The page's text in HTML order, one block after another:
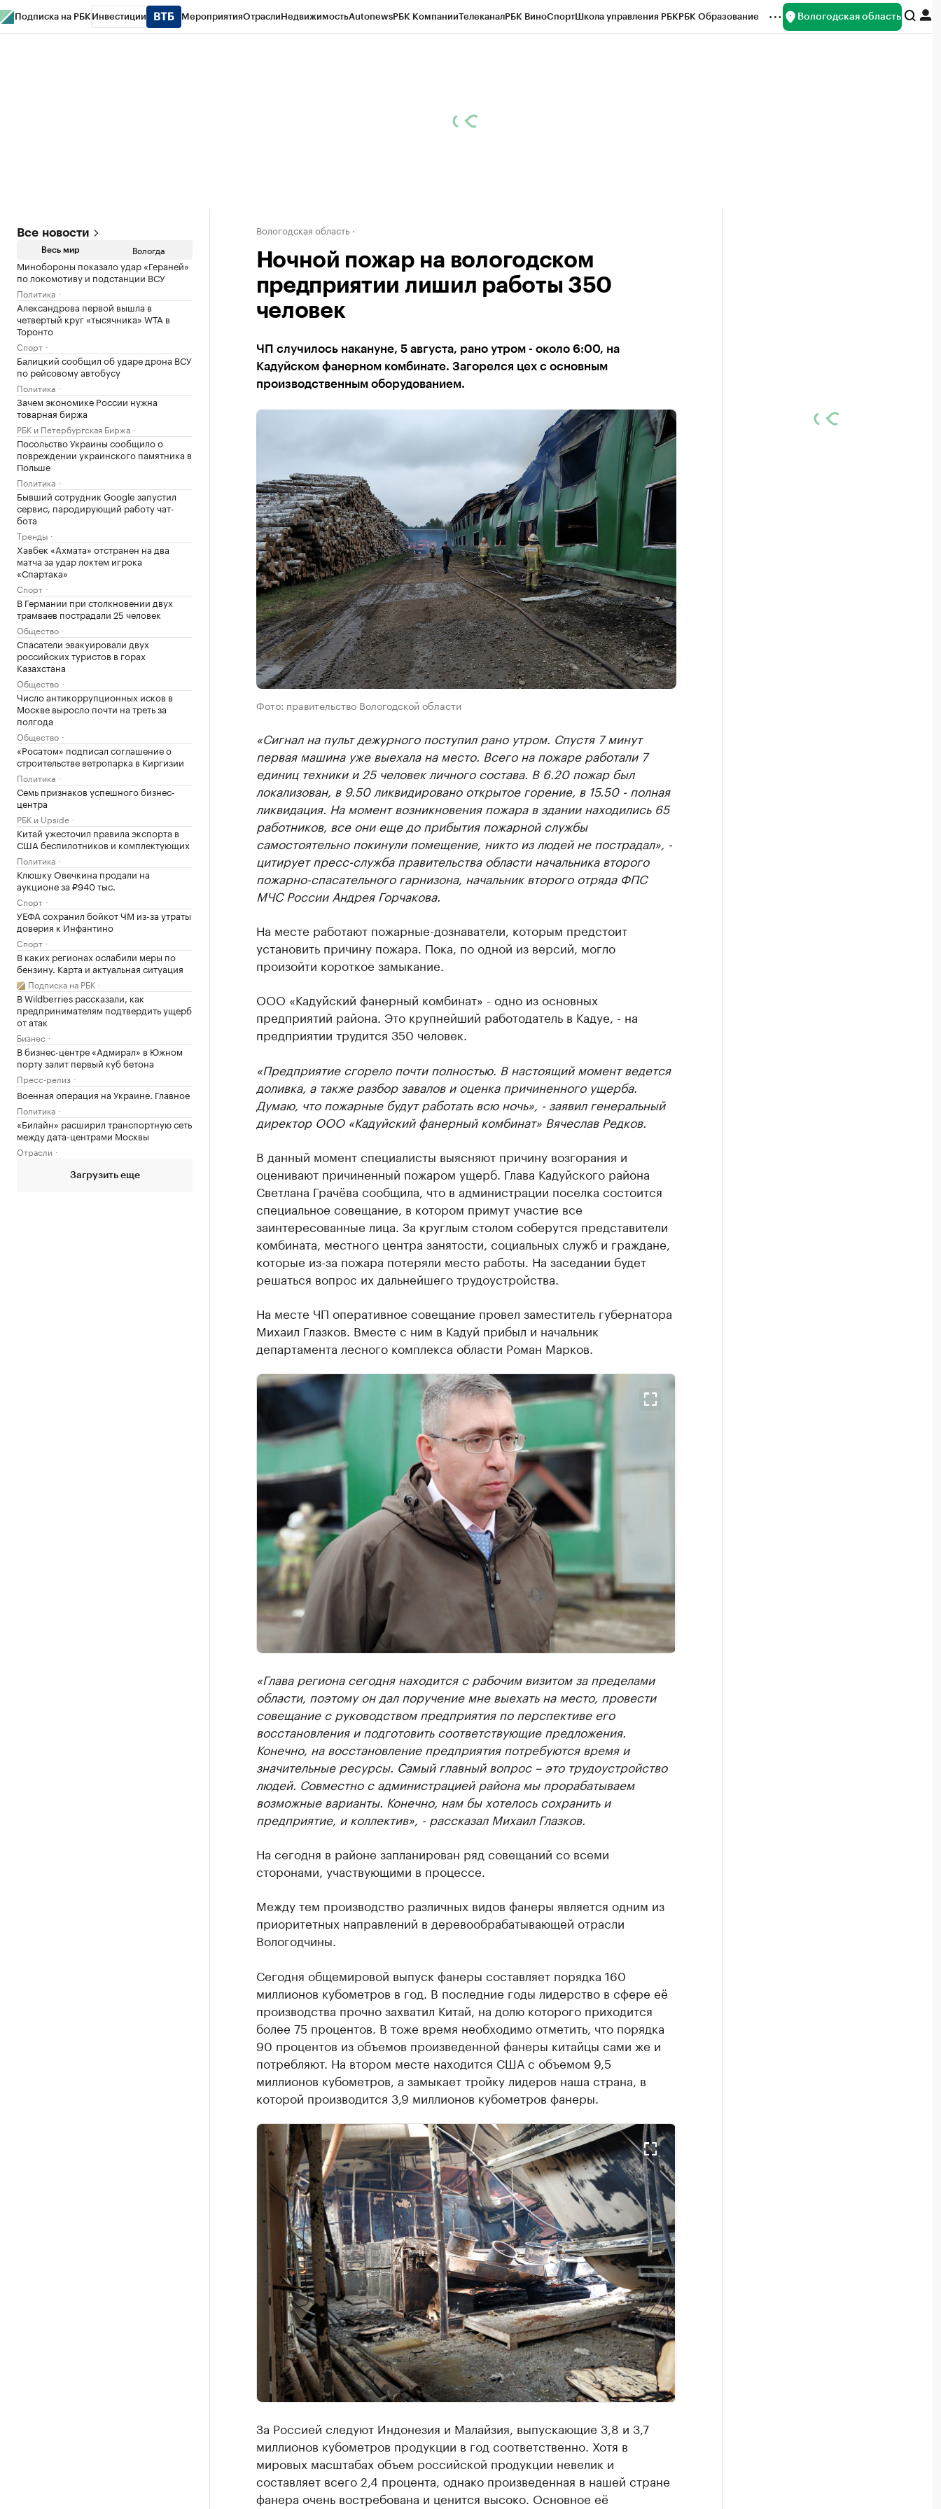
Подписка на РБК Инвестиции МероприятияОтраслиНедвижимостьAutonewsРБК КомпанииТелеканалРБК ВиноСпортШкола управления РБКРБК Образование Вологодская область
Все новости
Весь мир Вологда
Минобороны показало удар «Гераней»
по локомотиву и подстанции ВСУ
Политика
Александрова первой вышла в
четвертый круг «тысячника» WTA в
Торонто
Спорт
Балицкий сообщил об ударе дрона ВСУ
по рейсовому автобусу
Политика
Зачем экономике России нужна
товарная биржа
РБК и Петербургская Биржа
Посольство Украины сообщило о
повреждении украинского памятника в
Польше
Политика
Бывший сотрудник Google запустил
сервис, пародирующий работу чат-
бота
Тренды
Хавбек «Ахмата» отстранен на два
матча за удар локтем игрока
«Спартака»
Спорт
В Германии при столкновении двух
трамваев пострадали 25 человек
Общество
Спасатели эвакуировали двух
российских туристов в горах
Казахстана
Общество
Число антикоррупционных исков в
Москве выросло почти на треть за
полгода
Общество
«Росатом» подписал соглашение о
строительстве ветропарка в Киргизии
Политика
Семь признаков успешного бизнес-
центра
РБК и Upside
Китай ужесточил правила экспорта в
США беспилотников и комплектующих
Политика
Клюшку Овечкина продали на
аукционе за ₽940 тыс.
Спорт
УЕФА сохранил бойкот ЧМ из-за утраты
доверия к Инфантино
Спорт
В каких регионах ослабили меры по
бензину. Карта и актуальная ситуация
Подписка на РБК
В Wildberries рассказали, как
предпринимателям подтвердить ущерб
от атак
Бизнес
В бизнес-центре «Адмирал» в Южном
порту залит первый куб бетона
Пресс-релиз
Военная операция на Украине. Главное
Политика
«Билайн» расширил транспортную сеть
между дата-центрами Москвы
Отрасли
Загрузить еще
Вологодская область
Ночной пожар на вологодском
предприятии лишил работы 350
человек
ЧП случилось накануне, 5 августа, рано утром - около 6:00, на
Кадуйском фанерном комбинате. Загорелся цех с основным
производственным оборудованием.
Фото: правительство Вологодской области
«Сигнал на пульт дежурного поступил рано утром. Спустя 7 минут
первая машина уже выехала на место. Всего на пожаре работали 7
единиц техники и 25 человек личного состава. В 6.20 пожар был
локализован, в 9.50 ликвидировано открытое горение, в 15.50 - полная
ликвидация. На момент возникновения пожара в здании находились 65
работников, все они еще до прибытия пожарной службы
самостоятельно покинули помещение, никто из людей не пострадал», -
цитирует пресс-служба правительства области начальника второго
пожарно-спасательного гарнизона, начальник второго отряда ФПС
МЧС России Андрея Горчакова.
На месте работают пожарные-дознаватели, которым предстоит
установить причину пожара. Пока, по одной из версий, могло
произойти короткое замыкание.
ООО «Кадуйский фанерный комбинат» - одно из основных
предприятий района. Это крупнейший работодатель в Кадуе, - на
предприятии трудится 350 человек.
«Предприятие сгорело почти полностью. В настоящий момент ведется
доливка, а также разбор завалов и оценка причиненного ущерба.
Думаю, что пожарные будут работать всю ночь», - заявил генеральный
директор ООО «Кадуйский фанерный комбинат» Вячеслав Редков.
В данный момент специалисты выясняют причину возгорания и
оценивают причиненный пожаром ущерб. Глава Кадуйского района
Светлана Грачёва сообщила, что в администрации поселка состоится
специальное совещание, в котором примут участие все
заинтересованные лица. За круглым столом соберутся представители
комбината, местного центра занятости, социальных служб и граждане,
которые из-за пожара потеряли место работы. На заседании будет
решаться вопрос их дальнейшего трудоустройства.
На месте ЧП оперативное совещание провел заместитель губернатора
Михаил Глазков. Вместе с ним в Кадуй прибыл и начальник
департамента лесного комплекса области Роман Марков.
«Глава региона сегодня находится с рабочим визитом за пределами
области, поэтому он дал поручение мне выехать на место, провести
совещание с руководством предприятия по перспективе его
восстановления и подготовить соответствующие предложения.
Конечно, на восстановление предприятия потребуются время и
значительные ресурсы. Самый главный вопрос – это трудоустройство
людей. Совместно с администрацией района мы прорабатываем
возможные варианты. Конечно, нам бы хотелось сохранить и
предприятие, и коллектив», - рассказал Михаил Глазков.
На сегодня в районе запланирован ряд совещаний со всеми
сторонами, участвующими в процессе.
Между тем производство различных видов фанеры является одним из
приоритетных направлений в деревообрабатывающей отрасли
Вологодчины.
Сегодня общемировой выпуск фанеры составляет порядка 160
миллионов кубометров в год. В последние годы лидерство в сфере её
производства прочно захватил Китай, на долю которого приходится
более 75 процентов. В тоже время необходимо отметить, что порядка
90 процентов из объемов произведенной фанеры китайцы сами же и
потребляют. На втором месте находится США с объемом 9,5
миллионов кубометров, а замыкает тройку лидеров наша страна, в
которой производится 3,9 миллионов кубометров фанеры.
За Россией следуют Индонезия и Малайзия, выпускающие 3,8 и 3,7
миллионов кубометров продукции в год соответственно. Хотя в
мировых масштабах объем российской продукции невелик и
составляет всего 2,4 процента, однако произведенная в нашей стране
фанера очень востребована и ценится высоко. Основное её